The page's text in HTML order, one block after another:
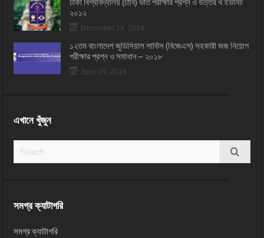
২০১২
December 14, 2019
১২তম বাংলাদেশ জুডিসিয়াল সার্ভিস (বিজেএস) সহকারী জজ নিয়োগ
পরীক্ষার প্রশ্ন ও সমাধান – ২০১৮
June 29, 2018
এখানে খুঁজুন
সমগ্র ক্যাটাগরি
সমগ্র ক্যাটাগরি